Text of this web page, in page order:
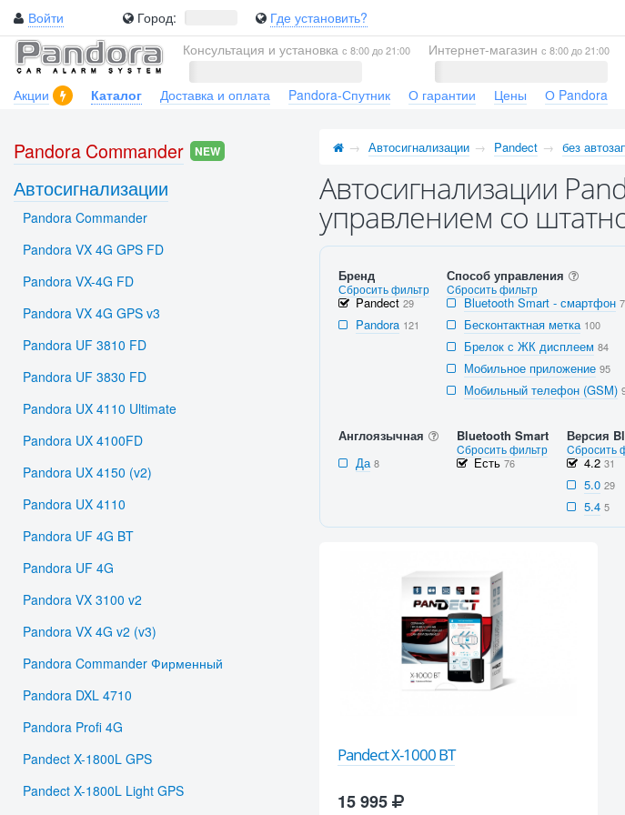
Войти Город: Где установить?
Консультация и установка с 8:00 до 21:00 Интернет-магазин с 8:00 до 21:00
Акции
Каталог Доставка и оплата Pandora-Спутник О гарантии Цены О Pandora
Автосигнализации Pandect без
Автосигнализации
управлением со
Бренд
Сбросить фильтр
Pandect29
Pandora 121
Способ управления
Cбросить фильтр
Bluetooth Smart - смартфон
Бесконтактная метка 100
Брелок с ЖК дисплеем 84
Мобильное приложение 95
Мобильный телефон (GSM)
Англоязычная
Да 8
Bluetooth Smart
Cбросить фильтр
Есть76
Версия
Cбросить
4.231
5.0 29
5.4 5
Pandect X-1000 BT
15 995
Pandora Commander NEW
Автосигнализации
Pandora Commander
Pandora VX 4G GPS FD
Pandora VX-4G FD
Pandora VX 4G GPS v3
Pandora UF 3810 FD
Pandora UF 3830 FD
Pandora UX 4110 Ultimate
Pandora UX 4100FD
Pandora UX 4150 (v2)
Pandora UX 4110
Pandora UF 4G BT
Pandora UF 4G
Pandora VX 3100 v2
Pandora VX 4G v2 (v3)
Pandora Commander Фирменный
Pandora DXL 4710
Pandora Profi 4G
Pandect X-1800L GPS
Pandect X-1800L Light GPS